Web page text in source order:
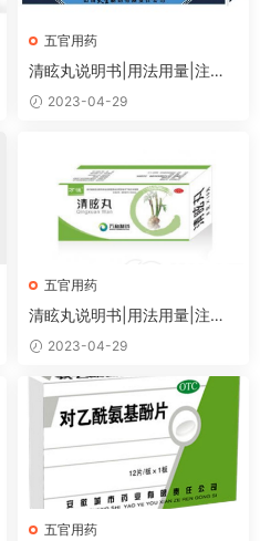
五官用药
清眩丸说明书|用法用量|注意
事项2023-04-29
五官用药
清眩丸说明书|用法用量|注意
事项2023-04-29
五官用药